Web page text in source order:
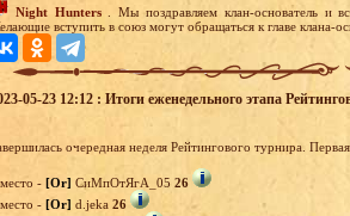
Night Hunters. Мы поздравляем клан-основатель и
вступить в союз могут обращаться к главе клана-
05-23 12:12 : Итоги еженедельного этапа
очередная неделя Рейтингового турнира.
- [Or] СиМпОтЯгА_05 26
- [Or] d.jeka 26